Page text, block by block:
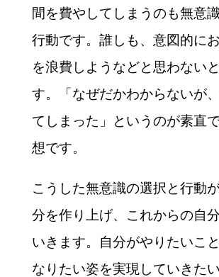
間を費やしてしまうのも無意
行動です。誰しも、意図的に
を浪費しようなどと思わない
す。「なぜだかわからないが
てしまった」というのが素直
想です。
こうした無意識の選択と行動
分を作り上げ、これからの自
いきます。自分がやりたいこ
なりたい姿を実現していきた